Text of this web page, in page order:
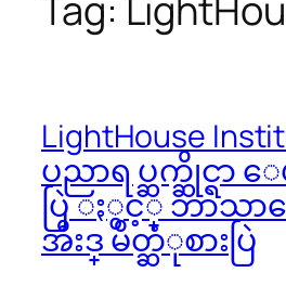
Tag:
LightHouse
ပညာရပ္ဆက္ဆိုင္ရာ
ပြဲ ႏွင့္ ဘာသာ
အီးဒ္ မိတ္ဆံုစားပြဲ